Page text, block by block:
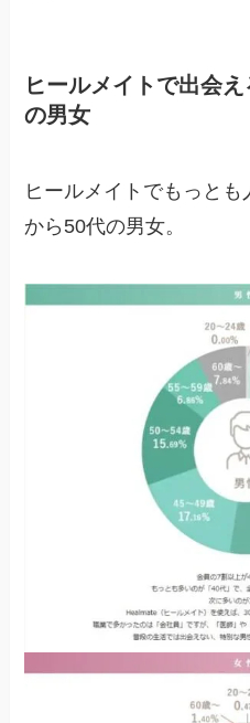
ヒールメイトで出会
の男女
ヒールメイトでもっと
から50代の男女。